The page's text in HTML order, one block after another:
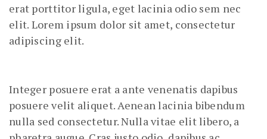
erat porttitor ligula, eget lacinia odio sem nec
elit. Lorem ipsum dolor sit amet, consectetur
adipiscing elit.
Integer posuere erat a ante venenatis dapibus
posuere velit aliquet. Aenean lacinia bibendum
nulla sed consectetur. Nulla vitae elit libero, a